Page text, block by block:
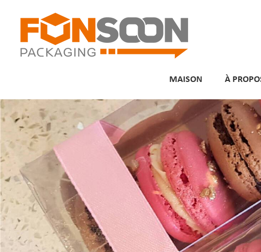
MAISON À